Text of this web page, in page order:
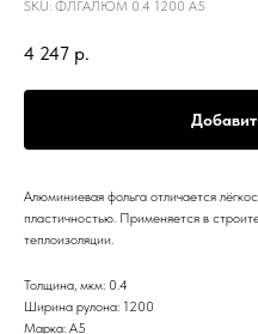
SKU: ФЛГАЛЮМ 0.4 1200 А5
4 247 р.
Алюминиевая фольга отличается
пластичностью. Применяется в
теплоизоляции.
Толщина, мкм: 0.4
Ширина рулона: 1200
Марка: А5